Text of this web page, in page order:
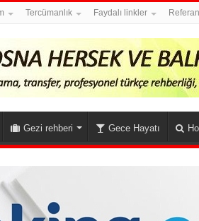
Tercümanlık Faydalı linkler
Gezi rehberi Gece Hayatı